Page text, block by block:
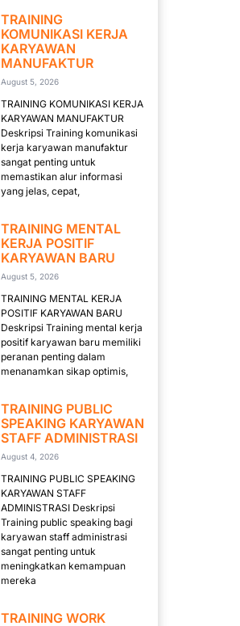
TRAINING
KOMUNIKASI KERJA
KARYAWAN
MANUFAKTUR
August 5, 2026
TRAINING KOMUNIKASI KERJA
KARYAWAN MANUFAKTUR
Deskripsi Training komunikasi
kerja karyawan manufaktur
sangat penting untuk
memastikan alur informasi
yang jelas, cepat,
TRAINING MENTAL
KERJA POSITIF
KARYAWAN BARU
August 5, 2026
TRAINING MENTAL KERJA
POSITIF KARYAWAN BARU
Deskripsi Training mental kerja
positif karyawan baru memiliki
peranan penting dalam
menanamkan sikap optimis,
TRAINING PUBLIC
SPEAKING KARYAWAN
STAFF ADMINISTRASI
August 4, 2026
TRAINING PUBLIC SPEAKING
KARYAWAN STAFF
ADMINISTRASI Deskripsi
Training public speaking bagi
karyawan staff administrasi
sangat penting untuk
meningkatkan kemampuan
mereka
TRAINING WORK